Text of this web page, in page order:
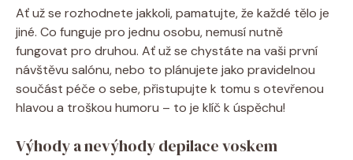
Ať už se rozhodnete jakkoli, pamatujte, že každé tělo je
jiné. Co funguje pro jednu osobu, nemusí nutně
fungovat pro druhou. Ať už se chystáte na vaši první
návštěvu salónu, nebo to plánujete jako pravidelnou
součást péče o sebe, přistupujte k tomu s otevřenou
hlavou a troškou humoru – to je klíč k úspěchu!
Výhody a nevýhody depilace voskem